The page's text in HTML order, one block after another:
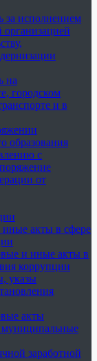
исполнением
на
городском
и в
образования
с
от
акты в сфере
и иные акты в
коррупции
указы
акты
муниципальные
заработной